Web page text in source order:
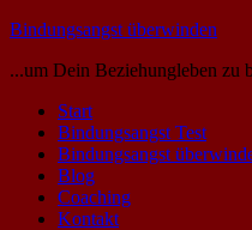
Bindungsangst überwinden
...um Dein Beziehungleben zu
Start
Bindungsangst Test
Bindungsangst
Blog
Coaching
Kontakt